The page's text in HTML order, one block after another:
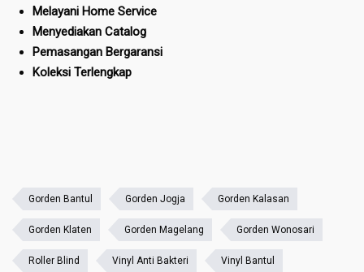
Melayani Home Service
Menyediakan Catalog
Pemasangan Bergaransi
Koleksi Terlengkap
Gorden Bantul Gorden Jogja Gorden Kalasan
Gorden Klaten Gorden Magelang Gorden Wonosari
Roller Blind Vinyl Anti Bakteri Vinyl Bantul